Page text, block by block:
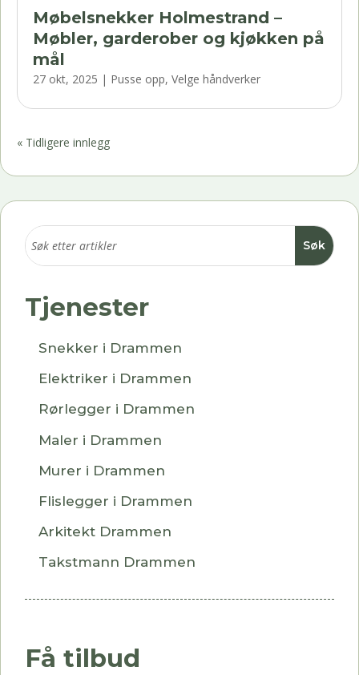
Møbelsnekker Holmestrand –
Møbler, garderober og kjøkken på
mål
27 okt, 2025 | Pusse opp, Velge håndverker
« Tidligere innlegg
Tjenester
Snekker i Drammen
Elektriker i Drammen
Rørlegger i Drammen
Maler i Drammen
Murer i Drammen
Flislegger i Drammen
Arkitekt Drammen
Takstmann Drammen
Få tilbud